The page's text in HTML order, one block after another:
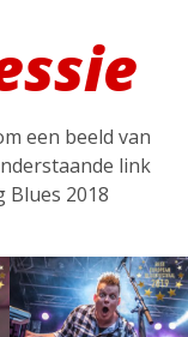
een beeld van
link
Blues 2018